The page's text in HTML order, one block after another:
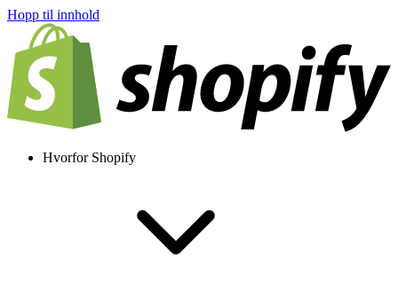
Hopp til innhold
Hvorfor Shopify